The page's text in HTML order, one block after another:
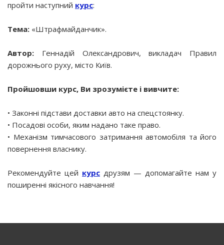
пройти наступний курс:
Тема: «Штрафмайданчик».
Автор: Геннадій Олександрович, викладач Правил
дорожнього руху, місто Київ.
Пройшовши курс, Ви зрозумієте і вивчите:
• Законні підстави доставки авто на спецстоянку.
• Посадові особи, яким надано таке право.
• Механізм тимчасового затримання автомобіля та його
повернення власнику.
Рекомендуйте цей курс друзям — допомагайте нам у
поширенні якісного навчання!